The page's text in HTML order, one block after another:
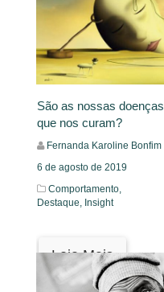
São as nossas doenças
que nos curam?
Fernanda Karoline Bonfim
6 de agosto de 2019
Comportamento,
Destaque, Insight
Leia Mais